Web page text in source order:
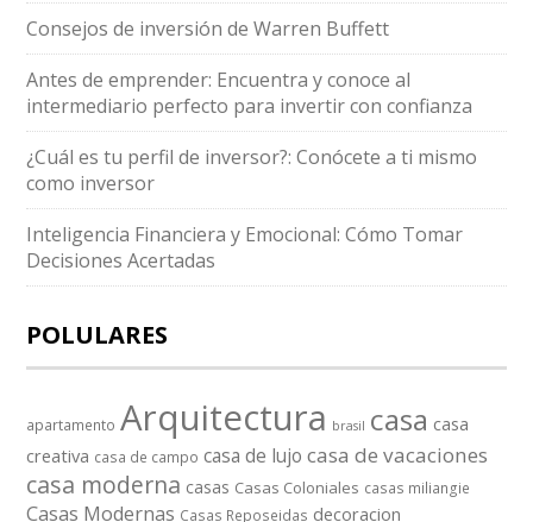
Consejos de inversión de Warren Buffett
Antes de emprender: Encuentra y conoce al
intermediario perfecto para invertir con confianza
¿Cuál es tu perfil de inversor?: Conócete a ti mismo
como inversor
Inteligencia Financiera y Emocional: Cómo Tomar
Decisiones Acertadas
POLULARES
apartamento Arquitectura brasil casa casa
creativa casa de campo casa de lujo casa de vacaciones
casa moderna casas Casas Coloniales casas miliangie
Casas Modernas Casas Reposeidas decoracion